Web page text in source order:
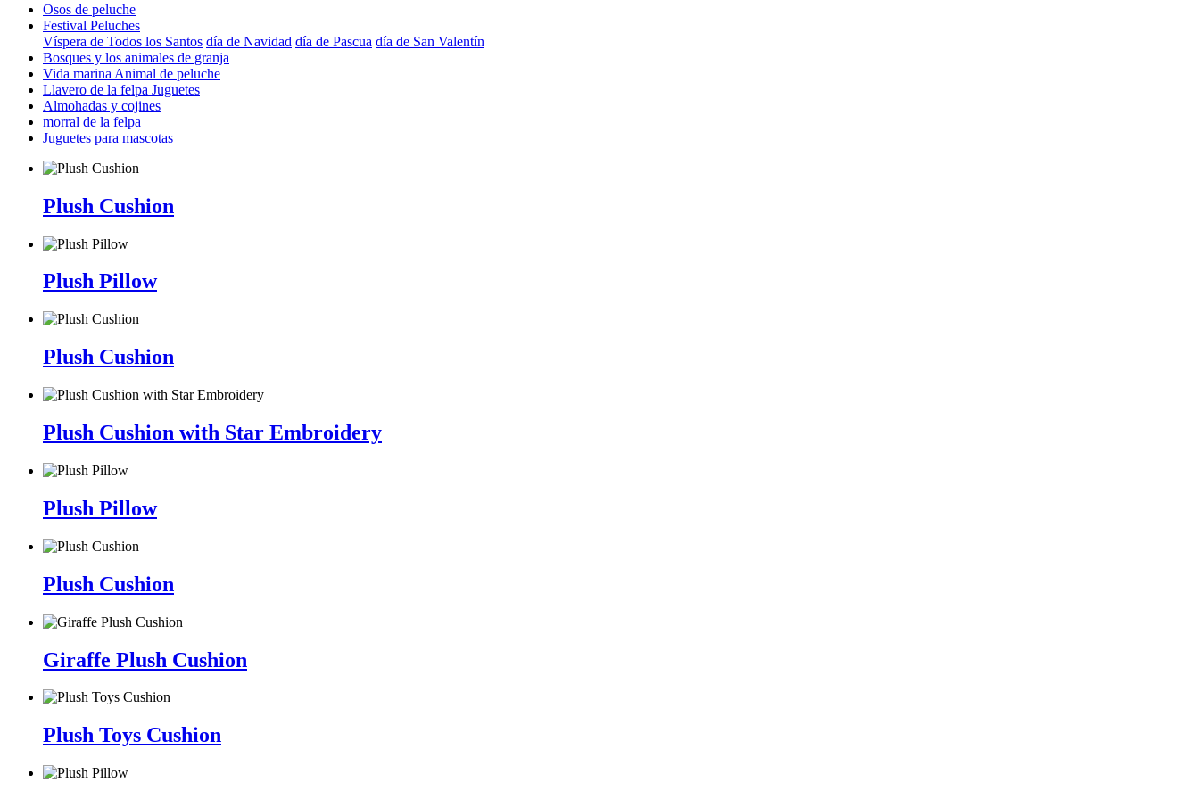
Osos de peluche
Festival Peluches
Víspera de Todos los Santos día de Navidad día de Pascua día de San Valentín
Bosques y los animales de granja
Vida marina Animal de peluche
Llavero de la felpa Juguetes
Almohadas y cojines
morral de la felpa
Juguetes para mascotas
Plush Cushion
Plush Pillow
Plush Cushion
Plush Cushion with Star Embroidery
Plush Pillow
Plush Cushion
Giraffe Plush Cushion
Plush Toys Cushion